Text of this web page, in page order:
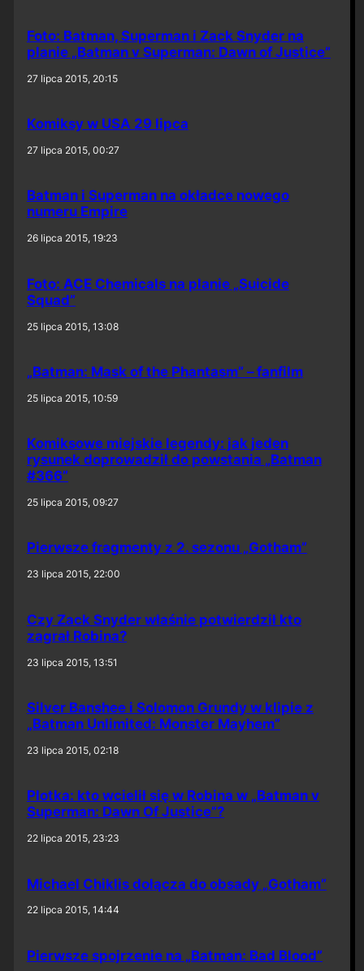
Foto: Batman, Superman i Zack Snyder na
planie „Batman v Superman: Dawn of Justice”
27 lipca 2015, 20:15
Komiksy w USA 29 lipca
27 lipca 2015, 00:27
Batman i Superman na okładce nowego
numeru Empire
26 lipca 2015, 19:23
Foto: ACE Chemicals na planie „Suicide
Squad”
25 lipca 2015, 13:08
„Batman: Mask of the Phantasm” – fanfilm
25 lipca 2015, 10:59
Komiksowe miejskie legendy: jak jeden
rysunek doprowadził do powstania „Batman
#366”
25 lipca 2015, 09:27
Pierwsze fragmenty z 2. sezonu „Gotham”
23 lipca 2015, 22:00
Czy Zack Snyder właśnie potwierdził kto
zagrał Robina?
23 lipca 2015, 13:51
Silver Banshee i Solomon Grundy w klipie z
„Batman Unlimited: Monster Mayhem”
23 lipca 2015, 02:18
Plotka: kto wcielił się w Robina w „Batman v
Superman: Dawn Of Justice”?
22 lipca 2015, 23:23
Michael Chiklis dołącza do obsady „Gotham”
22 lipca 2015, 14:44
Pierwsze spojrzenie na „Batman: Bad Blood”